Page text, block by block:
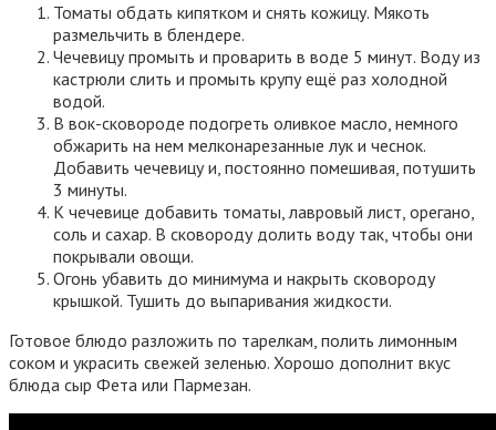
Томаты обдать кипятком и снять кожицу. Мякоть
размельчить в блендере.
Чечевицу промыть и проварить в воде 5 минут. Воду из
кастрюли слить и промыть крупу ещё раз холодной
водой.
В вок-сковороде подогреть оливкое масло, немного
обжарить на нем мелконарезанные лук и чеснок.
Добавить чечевицу и, постоянно помешивая, потушить
3 минуты.
К чечевице добавить томаты, лавровый лист, орегано,
соль и сахар. В сковороду долить воду так, чтобы они
покрывали овощи.
Огонь убавить до минимума и накрыть сковороду
крышкой. Тушить до выпаривания жидкости.
Готовое блюдо разложить по тарелкам, полить лимонным
соком и украсить свежей зеленью. Хорошо дополнит вкус
блюда сыр Фета или Пармезан.